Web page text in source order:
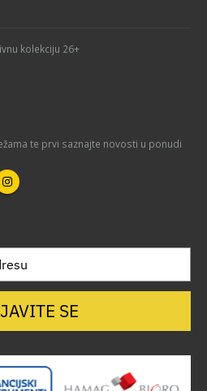
kolekciju 26+
te prvi saznajte novosti u ponudi
SE